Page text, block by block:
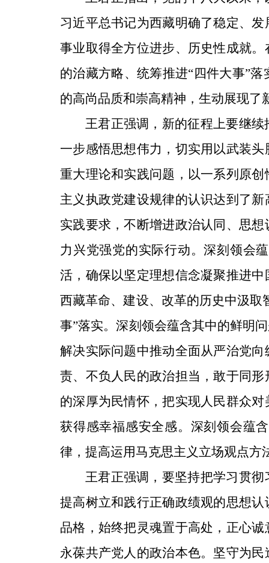
习近平总书记为西藏明确了稳定、
事业取得全方位进步、历史性成就
的治藏方略、统筹推进“四件大事”
的高尚品质和崇高精神，生动展现
王君正强调，新的征程上要继
一步感悟思想伟力，切实用以武装
重大理论和实践问题，以一系列原
主义执政党建设规律的认识达到了
实践要求，不断增进政治认同、思
力兴党强党的实际行动。深刻领会
活，确保以坚定理想信念凝聚推进
西藏革命、建设、改革的历史中汲
事”落实。深刻领会蕴含其中的鲜明
解决实际问题中推动全面从严治党
责、不负人民的政治担当，敢于同
的深厚为民情怀，把实现人民群众
获得感幸福感安全感。深刻领会蕴
律，提高运用马克思主义立场观点
王君正强调，要坚持把学习贯
提高树立和践行正确政绩观的思想
品格，始终把灵魂置于高处，正心
永葆共产党人的政治本色。坚守为